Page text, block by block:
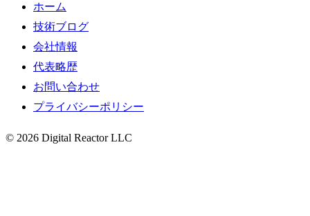
ホーム
技術ブログ
会社情報
代表略歴
お問い合わせ
プライバシーポリシー
© 2026 Digital Reactor LLC